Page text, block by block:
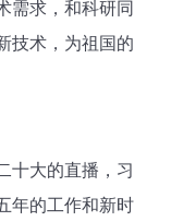
需求，和科研同
技术，为祖国的
十大的直播，习
年的工作和新时